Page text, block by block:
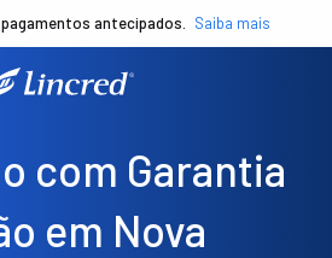
antecipados. Saiba mais
com Garantia
em Nova